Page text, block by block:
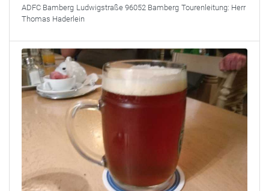
ADFC Bamberg Ludwigstraße 96052 Bamberg Tourenleitung: Herr
Thomas Haderlein